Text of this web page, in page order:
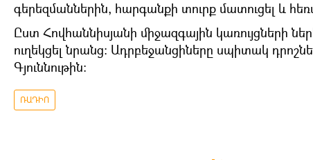
գերեզմաններին, հարգանքի տուրք մատուցել և
Ըստ Հովհաննիսյանի միջազգային կառույցների
ուղեկցել նրանց։ Ադրբեջանցիները սպիտակ
Գյուննութին։
ՌԱԴԻՈ